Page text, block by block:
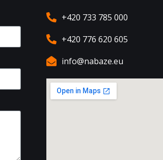
+420 733 785 000
+420 776 620 605
info@nabaze.eu